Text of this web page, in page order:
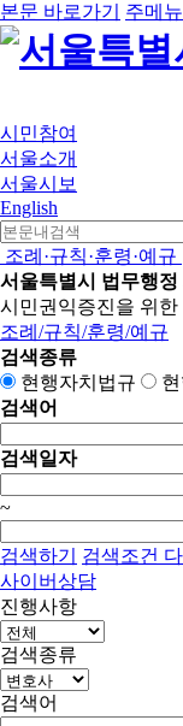
본문 바로가기 주메
시민참여
서울소개
서울시보
English
조례·규칙·훈령·예규
서울특별시 법무행정
시민권익증진을 위
조례/규칙/훈령/예규
검색종류
현행자치법규
검색어
검색일자
~
검색하기
검색조건
사이버상담
진행사항
검색종류
검색어